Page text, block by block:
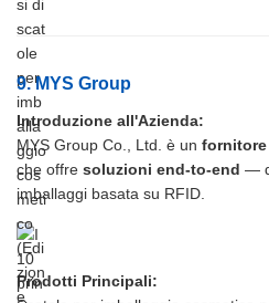
9. MYS Group
Introduzione all'Azienda:
MYS Group Co., Ltd. è un
che offre soluzioni end-to-end —
imballaggi basata su RFID.
Prodotti Principali: